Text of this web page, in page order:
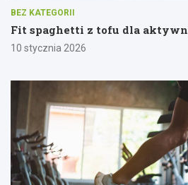
BEZ KATEGORII
Fit spaghetti z tofu dla
10 stycznia 2026